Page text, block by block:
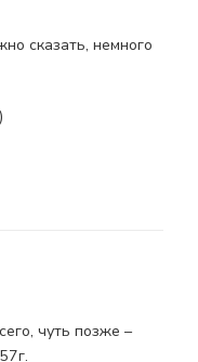
сказать, немного
чуть позже –